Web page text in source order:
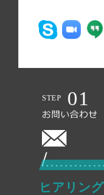
ヒアリン